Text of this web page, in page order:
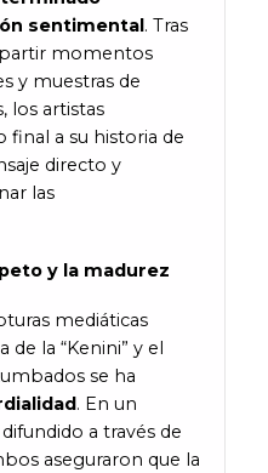
sentimental. Tras
momentos
y muestras de
los artistas
a su historia de
directo y
las
y la madurez
mediáticas
de la “Kenini” y el
se ha
. En un
a través de
aseguraron que la